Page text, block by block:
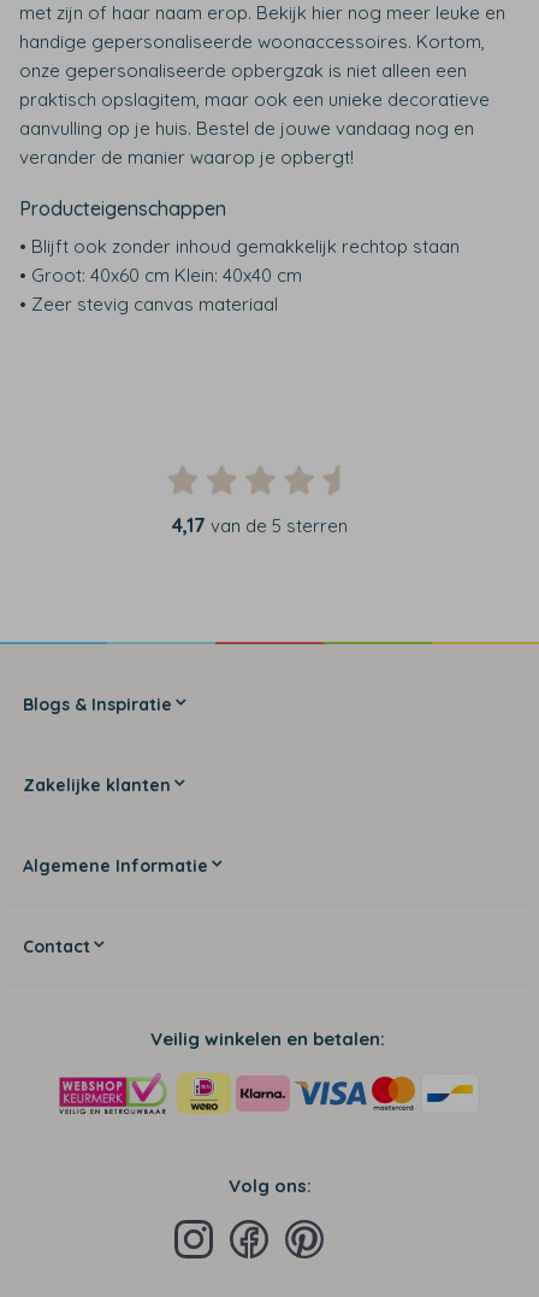
met zijn of haar naam erop. Bekijk hier nog meer leuke en
handige gepersonaliseerde woonaccessoires. Kortom,
onze gepersonaliseerde opbergzak is niet alleen een
praktisch opslagitem, maar ook een unieke decoratieve
aanvulling op je huis. Bestel de jouwe vandaag nog en
verander de manier waarop je opbergt!
Producteigenschappen
• Blijft ook zonder inhoud gemakkelijk rechtop staan
• Groot: 40x60 cm Klein: 40x40 cm
• Zeer stevig canvas materiaal
4,17 van de 5 sterren
Blogs & Inspiratie
Zakelijke klanten
Algemene Informatie
Contact
Veilig winkelen en betalen:
Volg ons: